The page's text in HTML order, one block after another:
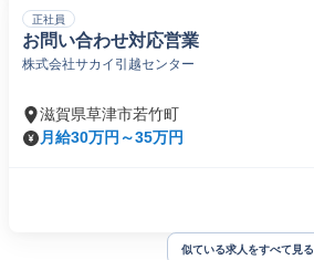
正社員
お問い合わせ対応営業
株式会社サカイ引越センター
滋賀県草津市若竹町
月給30万円～35万円
似ている求人をすべて見る